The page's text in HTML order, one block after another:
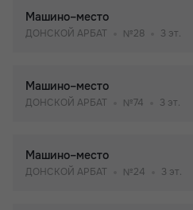
Машино–место
ДОНСКОЙ АРБАТ №28 3 эт.
Машино–место
ДОНСКОЙ АРБАТ №74 3 эт.
Машино–место
ДОНСКОЙ АРБАТ №24 3 эт.